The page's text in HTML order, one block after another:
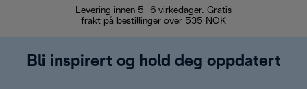
Levering innen 5–6 virkedager. Gratis
frakt på bestillinger over 535 NOK
Bli inspirert og hold deg oppdatert